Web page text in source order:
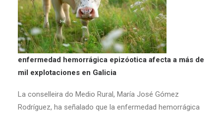
enfermedad hemorrágica epizóotica afecta a más de
mil explotaciones en Galicia
La conselleira do Medio Rural, María José Gómez
Rodríguez, ha señalado que la enfermedad hemorrágica